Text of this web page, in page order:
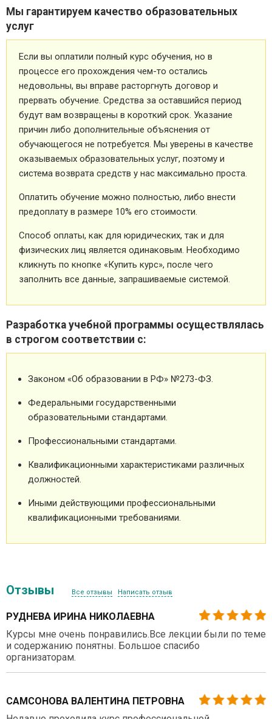
Мы гарантируем качество образовательных
услуг
Если вы оплатили полный курс обучения, но в
процессе его прохождения чем-то остались
недовольны, вы вправе расторгнуть договор и
прервать обучение. Средства за оставшийся период
будут вам возвращены в короткий срок. Указание
причин либо дополнительные объяснения от
обучающегося не потребуется. Мы уверены в качестве
оказываемых образовательных услуг, поэтому и
система возврата средств у нас максимально проста.
Оплатить обучение можно полностью, либо внести
предоплату в размере 10% его стоимости.
Способ оплаты, как для юридических, так и для
физических лиц является одинаковым. Необходимо
кликнуть по кнопке «Купить курс», после чего
заполнить все данные, запрашиваемые системой.
Разработка учебной программы осуществлялась
в строгом соответствии с:
Законом «Об образовании в РФ» №273-ФЗ.
Федеральными государственными
образовательными стандартами.
Профессиональными стандартами.
Квалификационными характеристиками различных
должностей.
Иными действующими профессиональными
квалификационными требованиями.
Отзывы Все отзывы Написать отзыв
РУДНЕВА ИРИНА НИКОЛАЕВНА
Курсы мне очень понравились.Все лекции были по теме
и содержанию понятны. Большое спасибо
организаторам.
САМСОНОВА ВАЛЕНТИНА ПЕТРОВНА